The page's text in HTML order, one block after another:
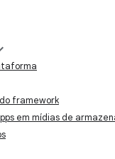
framework
em mídias de